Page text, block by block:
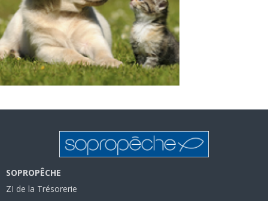
SOPROPÊCHE
ZI de la Trésorerie